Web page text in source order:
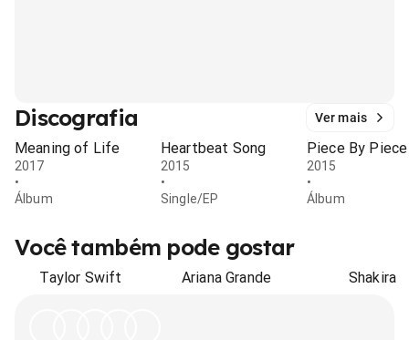
Discografia Ver mais
Meaning of Life
2017
•
Álbum
Heartbeat Song
2015
•
Single/EP
Piece By Piece
2015
•
Álbum
Você também pode gostar
Taylor Swift Ariana Grande Shakira